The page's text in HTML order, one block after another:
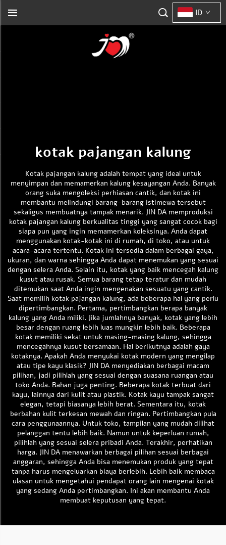
ID
kotak pajangan kalung
Kotak pajangan kalung adalah tempat yang ideal untuk
menyimpan dan memamerkan kalung kesayangan Anda. Banyak
orang suka mengoleksi perhiasan cantik, dan kotak ini
membantu melindungi barang-barang istimewa tersebut
sekaligus membuatnya tampak menarik. JIN DA memproduksi
kotak pajangan kalung berkualitas tinggi yang sangat cocok bagi
siapa pun yang ingin memamerkan koleksinya. Anda dapat
menggunakan kotak-kotak ini di rumah, di toko, atau untuk
acara-acara tertentu. Kotak ini tersedia dalam berbagai gaya,
ukuran, dan warna sehingga Anda dapat menemukan yang sesuai
dengan selera Anda. Selain itu, kotak yang baik mencegah kalung
kusut atau rusak. Semua barang tetap teratur dan mudah
ditemukan saat Anda ingin mengenakan sesuatu yang cantik.
Saat memilih kotak pajangan kalung, ada beberapa hal yang perlu
dipertimbangkan. Pertama, pertimbangkan berapa banyak
kalung yang Anda miliki. Jika jumlahnya banyak, kotak yang lebih
besar dengan ruang lebih luas mungkin lebih baik. Beberapa
kotak memiliki sekat untuk masing-masing kalung, sehingga
mencegahnya kusut bersamaan. Hal berikutnya adalah gaya
kotaknya. Apakah Anda menyukai kotak modern yang mengilap
atau tipe kayu klasik? JIN DA menyediakan berbagai macam
pilihan, jadi pilihlah yang sesuai dengan suasana ruangan atau
toko Anda. Bahan juga penting. Beberapa kotak terbuat dari
kayu, lainnya dari kulit atau plastik. Kotak kayu tampak sangat
elegan, tetapi biasanya lebih berat. Sementara itu, kotak
berbahan kulit terkesan mewah dan ringan. Pertimbangkan pula
cara penggunaannya. Untuk toko, tampilan yang mudah dilihat
pelanggan tentu lebih baik. Namun untuk keperluan rumah,
pilihlah yang sesuai selera pribadi Anda. Terakhir, perhatikan
harga. JIN DA menawarkan berbagai pilihan sesuai berbagai
anggaran, sehingga Anda bisa menemukan produk yang tepat
tanpa harus mengeluarkan biaya berlebih. Lebih baik membaca
ulasan untuk mengetahui pendapat orang lain mengenai kotak
yang sedang Anda pertimbangkan. Ini akan membantu Anda
membuat keputusan yang tepat.